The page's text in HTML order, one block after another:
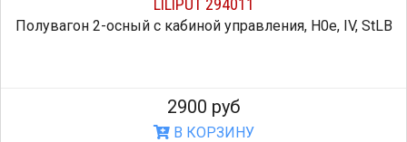
LILIPUT 294011
Полувагон 2-осный с кабиной управления, H0e, IV, StLB
2900 руб
В КОРЗИНУ